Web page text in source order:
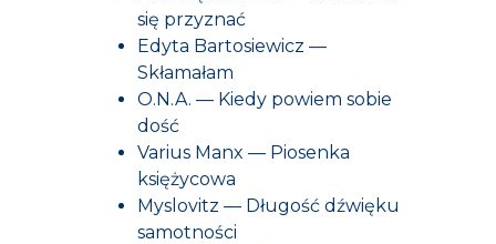
się przyznać
Edyta Bartosiewicz —
Skłamałam
O.N.A. — Kiedy powiem sobie
dość
Varius Manx — Piosenka
księżycowa
Myslovitz — Długość dźwięku
samotności